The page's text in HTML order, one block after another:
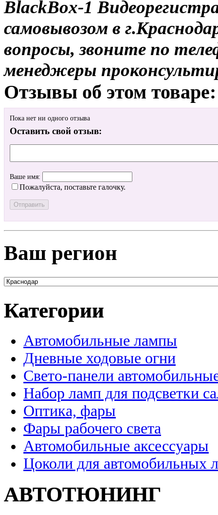
BlackBox-1
самовывозом в
вопросы, звоните по
менеджеры
Отзывы об этом товаре:
Пока нет ни одного отзыва
Оставить свой отзыв:
Ваше имя:
Пожалуйста, поставьте галочку.
Ваш регион
Категории
Автомобильные лампы
Дневные ходовые огни
Свето-панели
Набор ламп для подсветки
Оптика, фары
Фары рабочего света
Автомобильные аксессуары
Цоколи для автомобильных
АВТОТЮНИНГ